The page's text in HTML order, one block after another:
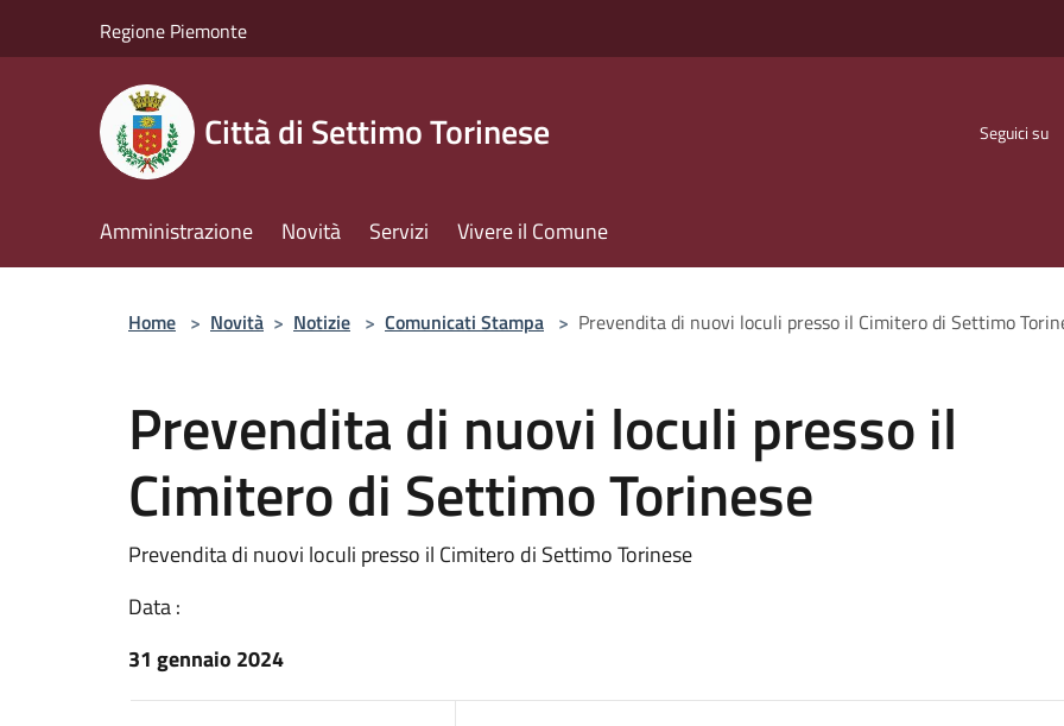
Regione Piemonte
Città di Settimo Torinese Seguici su
Amministrazione Novità Servizi Vivere il Comune
Home > Novità > Notizie > Comunicati Stampa > Prevendita di nuovi loculi presso il Cimitero di Settimo
Prevendita di nuovi loculi presso il
Cimitero di Settimo Torinese
Prevendita di nuovi loculi presso il Cimitero di Settimo Torinese
Data :
31 gennaio 2024